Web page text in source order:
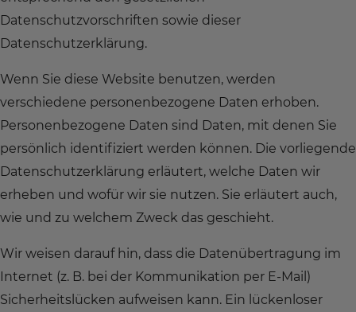
Datenschutzvorschriften sowie dieser
Datenschutzerklärung.
Wenn Sie diese Website benutzen, werden
verschiedene personenbezogene Daten erhoben.
Personenbezogene Daten sind Daten, mit denen Sie
persönlich identifiziert werden können. Die vorliegende
Datenschutzerklärung erläutert, welche Daten wir
erheben und wofür wir sie nutzen. Sie erläutert auch,
wie und zu welchem Zweck das geschieht.
Wir weisen darauf hin, dass die Datenübertragung im
Internet (z. B. bei der Kommunikation per E-Mail)
Sicherheitslücken aufweisen kann. Ein lückenloser